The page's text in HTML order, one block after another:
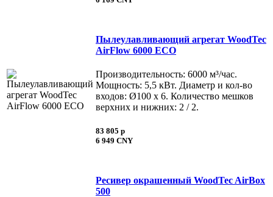
Пылеулавливающий агрегат WoodTec
AirFlow 6000 ECO
Производительность: 6000 м³/час.
Мощность: 5,5 кВт. Диаметр и кол-во
входов: Ø100 х 6. Количество мешков
верхних и нижних: 2 / 2.
83 805 p
6 949 CNY
Ресивер окрашенный WoodTec AirBox
500